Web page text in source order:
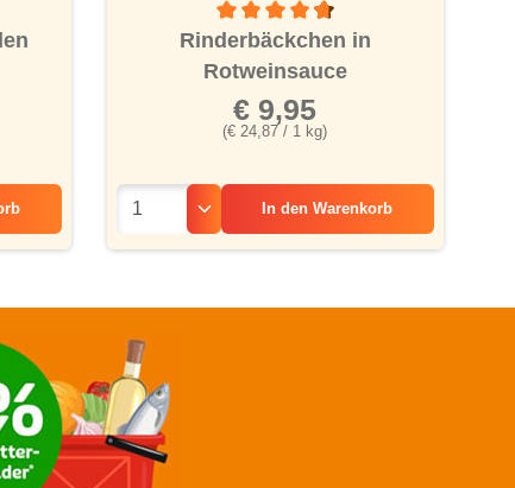
von 4.2 von 5 SternenDurchschnittliche Bewertung von 4.6
Rinderbäckchen in
Rotweinsauce
(€ 24,87 / 1 kg)
€ 9,95
In den Warenkorb